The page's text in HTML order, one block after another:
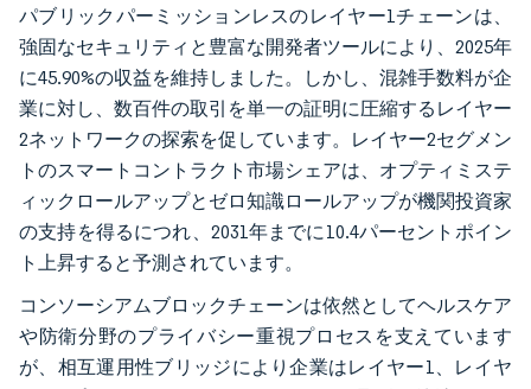
パブリックパーミッションレスのレイヤー1チェーンは、
強固なセキュリティと豊富な開発者ツールにより、2025年
に45.90%の収益を維持しました。しかし、混雑手数料が企
業に対し、数百件の取引を単一の証明に圧縮するレイヤー
2ネットワークの探索を促しています。レイヤー2セグメン
トのスマートコントラクト市場シェアは、オプティミステ
ィックロールアップとゼロ知識ロールアップが機関投資家
の支持を得るにつれ、2031年までに10.4パーセントポイン
ト上昇すると予測されています。
コンソーシアムブロックチェーンは依然としてヘルスケア
や防衛分野のプライバシー重視プロセスを支えています
が、相互運用性ブリッジにより企業はレイヤー1、レイヤ